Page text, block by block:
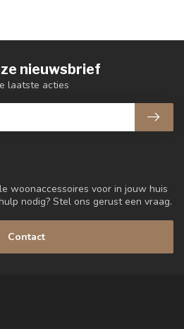
woonaccessoires voor in jouw huis
nodig? Stel ons gerust een vraag.
Contact
nieuwsbrief
laatste acties